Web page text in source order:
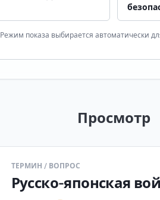
Режим показа выбирается автоматически
Просмотр
ТЕРМИН / ВОПРОС
Русско-японская